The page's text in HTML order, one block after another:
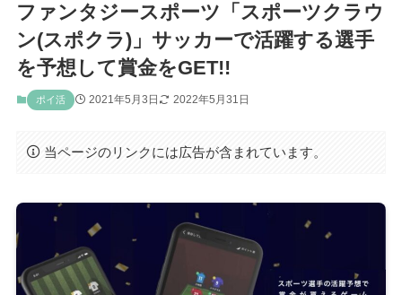
ファンタジースポーツ「スポーツクラウ
ン(スポクラ)」サッカーで活躍する選手
を予想して賞金をGET!!
ポイ活 2021年5月3日 2022年5月31日
当ページのリンクには広告が含まれています。